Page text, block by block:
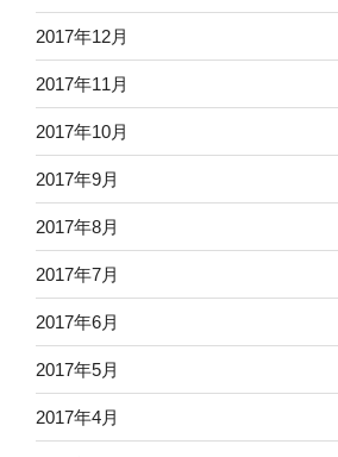
2017年12月
2017年11月
2017年10月
2017年9月
2017年8月
2017年7月
2017年6月
2017年5月
2017年4月